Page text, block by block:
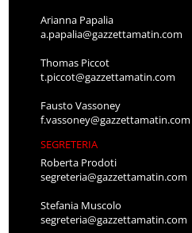
Arianna Papalia
a.papalia@gazzettamatin.com
Thomas Piccot
t.piccot@gazzettamatin.com
Fausto Vassoney
f.vassoney@gazzettamatin.com
SEGRETERIA
Roberta Prodoti
segreteria@gazzettamatin.com
Stefania Muscolo
segreteria@gazzettamatin.com